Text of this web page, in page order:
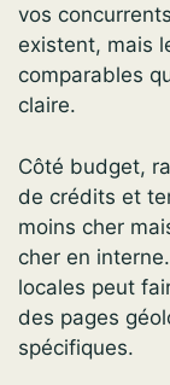
vos
existent, mais
comparables
claire.
Côté budget,
de crédits et
moins cher
cher en
locales peut
des pages
spécifiques.